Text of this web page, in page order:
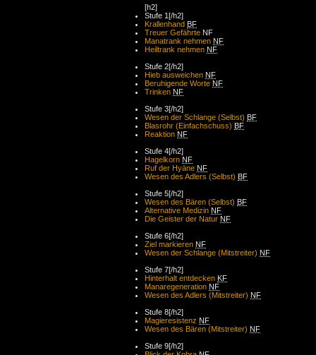
[h2]
Stufe 1[/h2]
Krallenhand BF
Treuer Gefährte NF
Manatrank nehmen NF
Heiltrank nehmen NF
Stufe 2[/h2]
Hieb ausweichen NF
Beruhigende Worte NF
Trinken NF
Stufe 3[/h2]
Wesen der Schlange (Selbst) BF
Blasrohr (Einfachschuss) BF
Reaktion NF
Stufe 4[/h2]
Hagelkorn NF
Ruf der Hyäne NF
Wesen des Adlers (Selbst) BF
Stufe 5[/h2]
Wesen des Bären (Selbst) BF
Alternative Medizin NF
Die Geister der Natur NF
Stufe 6[/h2]
Ziel markieren NF
Wesen der Schlange (Mitstreiter) NF
Stufe 7[/h2]
Hinterhalt entdecken KF
Manaregeneration NF
Wesen des Adlers (Mitstreiter) NF
Stufe 8[/h2]
Magieresistenz NF
Wesen des Bären (Mitstreiter) NF
Stufe 9[/h2]